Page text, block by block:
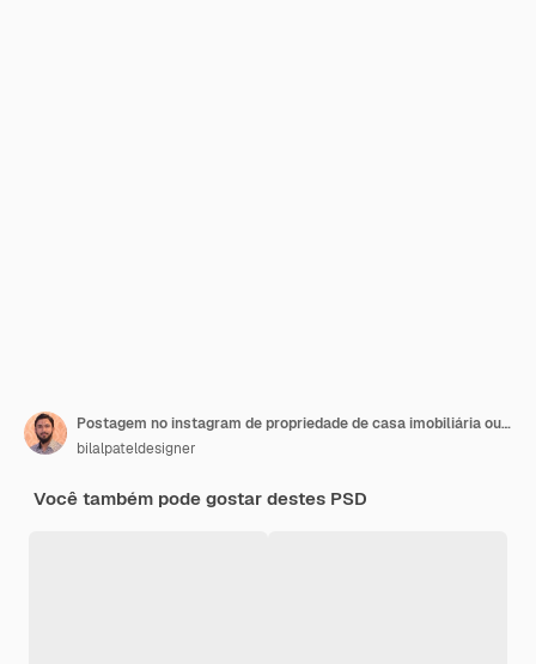
Postagem no instagram de propriedade de casa imobiliária ou modelo de promoção de banner quadrado da web
bilalpateldesigner
Você também pode gostar destes PSD